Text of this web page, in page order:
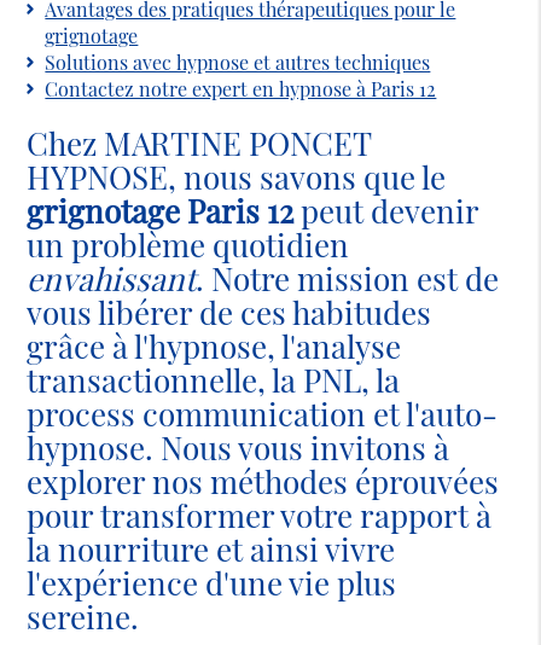
Avantages des pratiques thérapeutiques pour le
grignotage
Solutions avec hypnose et autres techniques
Contactez notre expert en hypnose à Paris 12
Chez MARTINE PONCET
HYPNOSE, nous savons que le
grignotage Paris 12peut devenir
un problème quotidien
envahissant. Notre mission est de
vous libérer de ces habitudes
grâce à l'hypnose, l'analyse
transactionnelle, la PNL, la
process communication et l'auto-
hypnose. Nous vous invitons à
explorer nos méthodes éprouvées
pour transformer votre rapport à
la nourriture et ainsi vivre
l'expérience d'une vie plus
sereine.